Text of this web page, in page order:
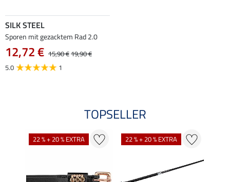
SILK STEEL
Sporen mit gezacktem Rad 2.0
12,72 € 15,90 €19,90 €
5.0
1
TOPSELLER
22 % + 20 % EXTRA 22 % + 20 % EXTRA